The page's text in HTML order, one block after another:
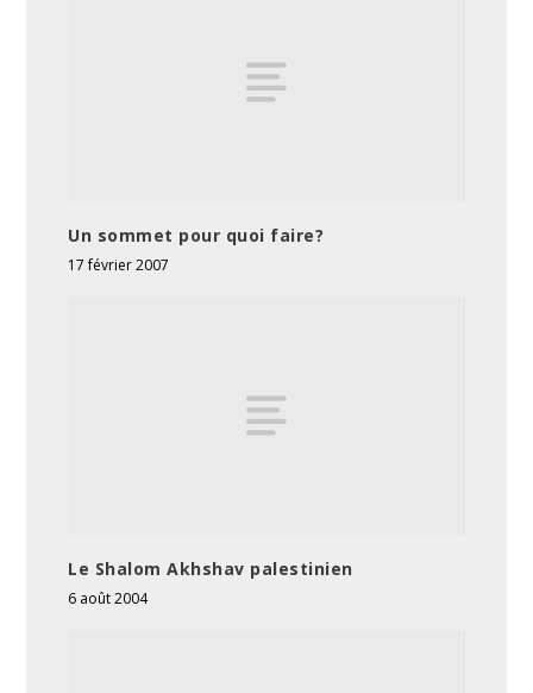
Un sommet pour quoi faire?
17 février 2007
Le Shalom Akhshav palestinien
6 août 2004